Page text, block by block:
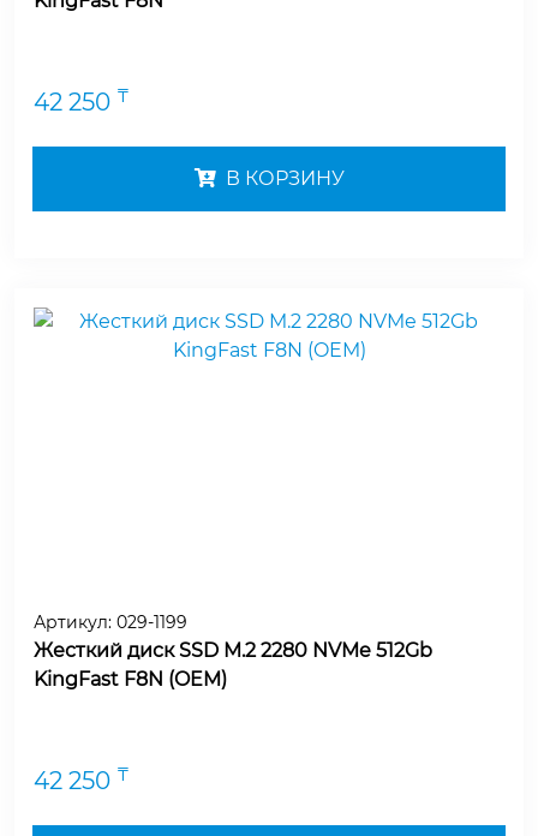
42 250 ₸
В КОРЗИНУ
Артикул: 029-1199
Жесткий диск SSD M.2 2280 NVMe 512Gb
KingFast F8N (OEM)
42 250 ₸